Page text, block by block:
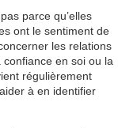
parce qu’elles
ont le sentiment de
les relations
en soi ou la
régulièrement
à en identifier